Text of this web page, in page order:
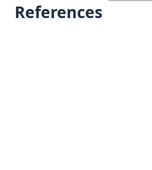
References